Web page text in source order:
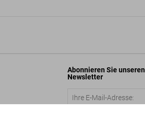
Abonnieren Sie unseren
Newsletter